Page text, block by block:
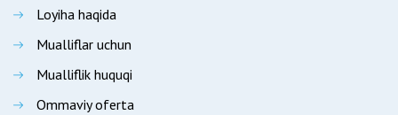
Loyiha haqida
Mualliflar uchun
Mualliflik huquqi
Ommaviy oferta